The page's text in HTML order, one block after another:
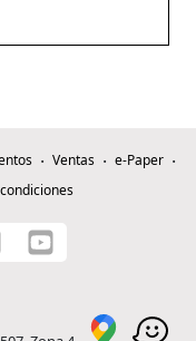
Ventas
e-Paper